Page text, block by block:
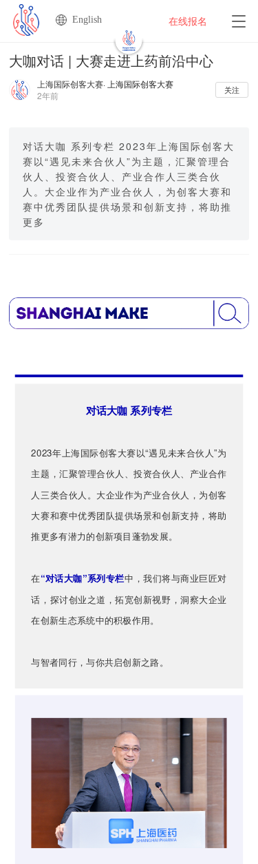
T
e
在线报名
English
大咖对话 | 大赛走进上药前沿中心
上海国际创客大赛· 上海国际创客大赛
2年前
关注
对话大咖 系列专栏 2023年上海国际创客大
赛以“遇见未来合伙人”为主题，汇聚管理合
伙人、投资合伙人、产业合作人三类合伙
人。大企业作为产业合伙人，为创客大赛和
赛中优秀团队提供场景和创新支持，将助推
更多
对话大咖 系列专栏
2023年上海国际创客大赛以“遇见未来合伙人”为
主题，汇聚管理合伙人、投资合伙人、产业合作
人三类合伙人。大企业作为产业合伙人，为创客
大赛和赛中优秀团队提供场景和创新支持，将助
推更多有潜力的创新项目蓬勃发展。
在“对话大咖”系列专栏中，我们将与商业巨匠对
话，探讨创业之道，拓宽创新视野，洞察大企业
在创新生态系统中的积极作用。
与智者同行，与你共启创新之路。